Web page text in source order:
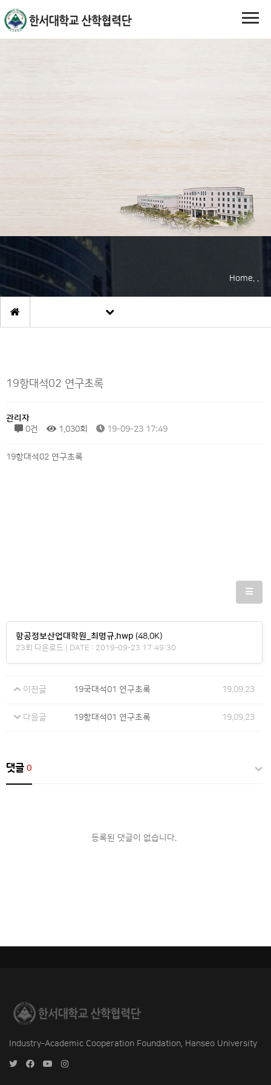
Home. .
19항대석02 연구초록
관리자
0건
1,030회 19-09-23 17:49
19항대석02 연구초록
항공정보산업대학원_최명규.hwp (48.0K)
23회 다운로드 | DATE : 2019-09-23 17:49:30
이전글 19국대석01 연구초록 19.09.23
다음글 19항대석01 연구초록 19.09.23
댓글 0
등록된 댓글이 없습니다.
Industry-Academic Cooperation Foundation, Hanseo University